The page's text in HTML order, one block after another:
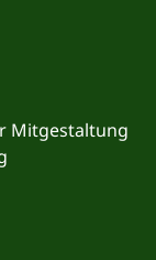
Mitgestaltung